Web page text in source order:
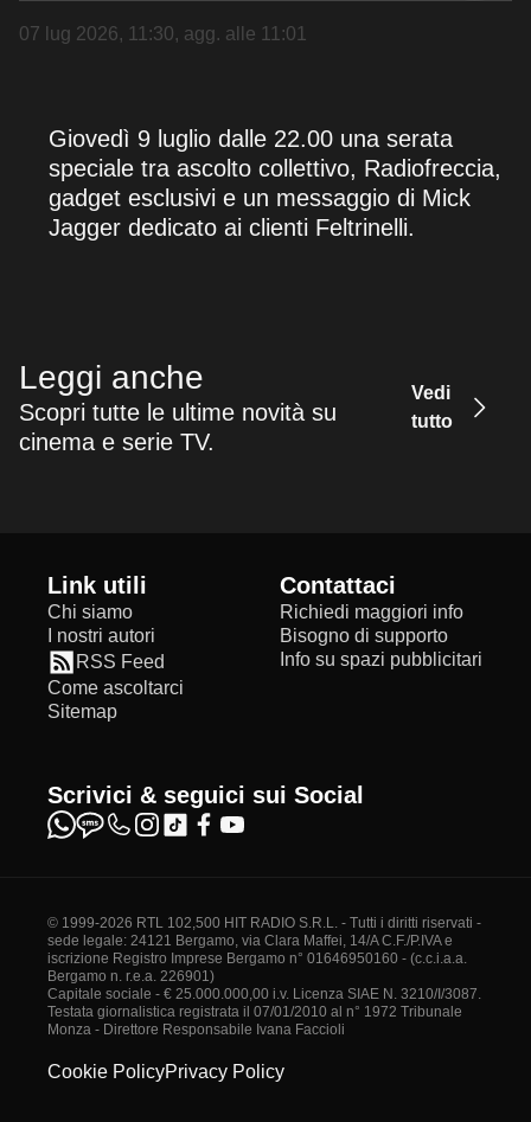
07 lug 2026, 11:30, agg. alle 11:01
Giovedì 9 luglio dalle 22.00 una serata
speciale tra ascolto collettivo, Radiofreccia,
gadget esclusivi e un messaggio di Mick
Jagger dedicato ai clienti Feltrinelli.
Leggi anche
Scopri tutte le ultime novità su
cinema e serie TV.
Vedi
tutto
Link utili
Chi siamo
I nostri autori
RSS Feed
Come ascoltarci
Sitemap
Contattaci
Richiedi maggiori info
Bisogno di supporto
Info su spazi pubblicitari
Scrivici & seguici sui Social
© 1999-2026 RTL 102,500 HIT RADIO S.R.L. - Tutti i diritti riservati -
sede legale: 24121 Bergamo, via Clara Maffei, 14/A C.F./P.IVA e
iscrizione Registro Imprese Bergamo n° 01646950160 - (c.c.i.a.a.
Bergamo n. r.e.a. 226901)
Capitale sociale - € 25.000.000,00 i.v. Licenza SIAE N. 3210/I/3087.
Testata giornalistica registrata il 07/01/2010 al n° 1972 Tribunale
Monza - Direttore Responsabile Ivana Faccioli
Cookie PolicyPrivacy Policy